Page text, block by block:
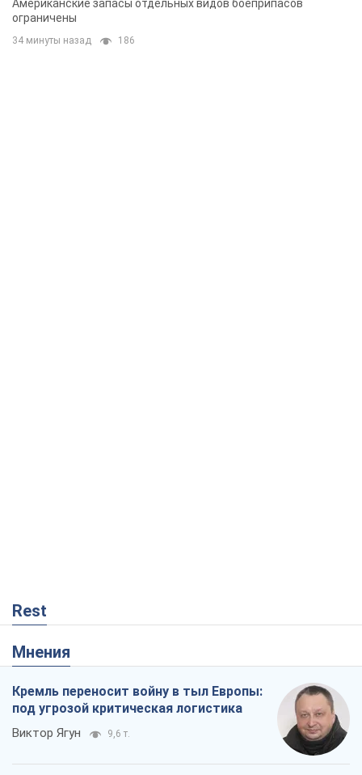
Американские запасы отдельных видов боеприпасов
ограничены
34 минуты назад 186
Rest
Мнения
Кремль переносит войну в тыл Европы:
под угрозой критическая логистика
Виктор Ягун 9,6 т.